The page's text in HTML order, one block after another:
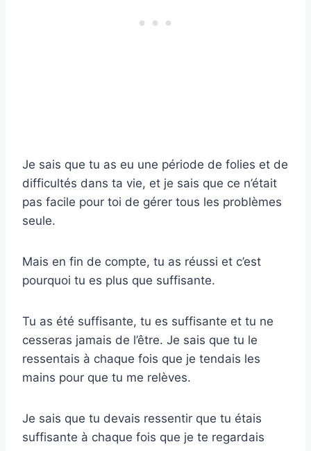
Je sais que tu as eu une période de folies et de
difficultés dans ta vie, et je sais que ce n’était
pas facile pour toi de gérer tous les problèmes
seule.
Mais en fin de compte, tu as réussi et c’est
pourquoi tu es plus que suffisante.
Tu as été suffisante, tu es suffisante et tu ne
cesseras jamais de l’être. Je sais que tu le
ressentais à chaque fois que je tendais les
mains pour que tu me relèves.
Je sais que tu devais ressentir que tu étais
suffisante à chaque fois que je te regardais